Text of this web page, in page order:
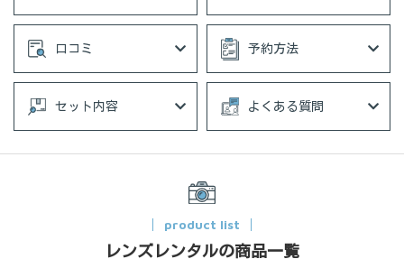
口コミ 予約方法
セット内容 よくある質問
product list
レンズレンタルの商品一覧